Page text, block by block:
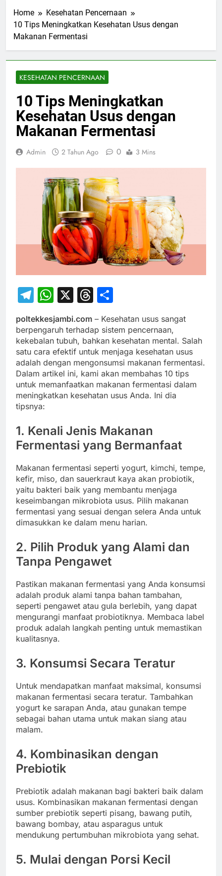
Home
Kesehatan Pencernaan
10 Tips Meningkatkan Kesehatan Usus dengan
Makanan Fermentasi
KESEHATAN PENCERNAAN
10 Tips Meningkatkan
Kesehatan Usus dengan
Makanan Fermentasi
Admin 2 Tahun Ago 0 3 Mins
Telegram
WhatsApp
X Threads
poltekkesjambi.com – Kesehatan usus sangat
berpengaruh terhadap sistem pencernaan,
kekebalan tubuh, bahkan kesehatan mental. Salah
satu cara efektif untuk menjaga kesehatan usus
adalah dengan mengonsumsi makanan fermentasi.
Dalam artikel ini, kami akan membahas 10 tips
untuk memanfaatkan makanan fermentasi dalam
meningkatkan kesehatan usus Anda. Ini dia
tipsnya:
1. Kenali Jenis Makanan
Fermentasi yang Bermanfaat
Makanan fermentasi seperti yogurt, kimchi, tempe,
kefir, miso, dan sauerkraut kaya akan probiotik,
yaitu bakteri baik yang membantu menjaga
keseimbangan mikrobiota usus. Pilih makanan
fermentasi yang sesuai dengan selera Anda untuk
dimasukkan ke dalam menu harian.
2. Pilih Produk yang Alami dan
Tanpa Pengawet
Pastikan makanan fermentasi yang Anda konsumsi
adalah produk alami tanpa bahan tambahan,
seperti pengawet atau gula berlebih, yang dapat
mengurangi manfaat probiotiknya. Membaca label
produk adalah langkah penting untuk memastikan
kualitasnya.
3. Konsumsi Secara Teratur
Untuk mendapatkan manfaat maksimal, konsumsi
makanan fermentasi secara teratur. Tambahkan
yogurt ke sarapan Anda, atau gunakan tempe
sebagai bahan utama untuk makan siang atau
malam.
4. Kombinasikan dengan
Prebiotik
Prebiotik adalah makanan bagi bakteri baik dalam
usus. Kombinasikan makanan fermentasi dengan
sumber prebiotik seperti pisang, bawang putih,
bawang bombay, atau asparagus untuk
mendukung pertumbuhan mikrobiota yang sehat.
5. Mulai dengan Porsi Kecil